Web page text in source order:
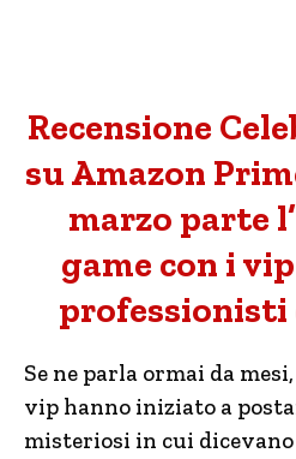
Recensione
su Amazon
marzo parte
game con i
professionisti
Se ne parla ormai da
vip hanno iniziato a
misteriosi in cui